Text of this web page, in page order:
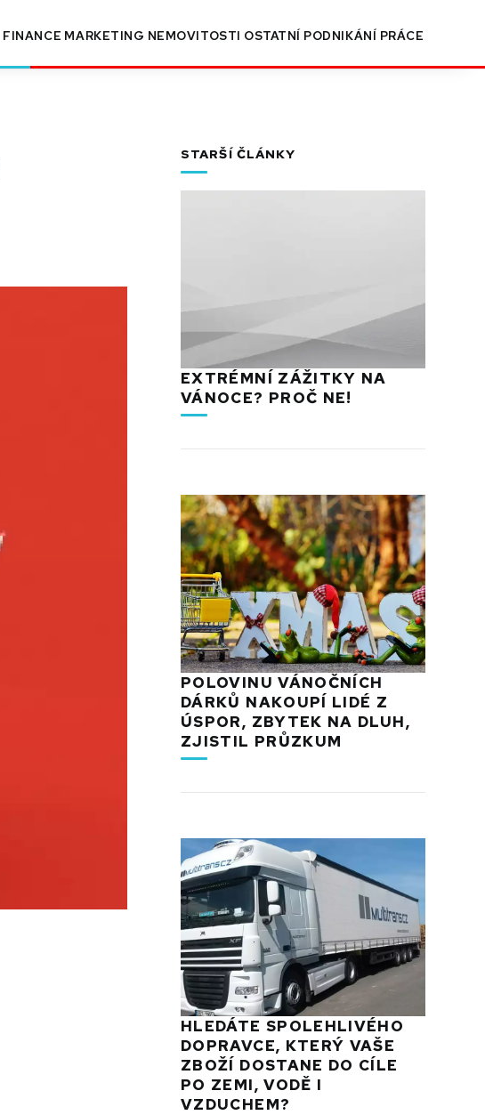
FINANCE MARKETING NEMOVITOSTI OSTATNÍ PODNIKÁNÍ PRÁCE
STARŠÍ ČLÁNKY
EXTRÉMNÍ ZÁŽITKY NA
VÁNOCE? PROČ NE!
POLOVINU VÁNOČNÍCH
DÁRKŮ NAKOUPÍ LIDÉ Z
ÚSPOR, ZBYTEK NA DLUH,
ZJISTIL PRŮZKUM
HLEDÁTE SPOLEHLIVÉHO
DOPRAVCE, KTERÝ VAŠE
ZBOŽÍ DOSTANE DO CÍLE
PO ZEMI, VODĚ I
VZDUCHEM?